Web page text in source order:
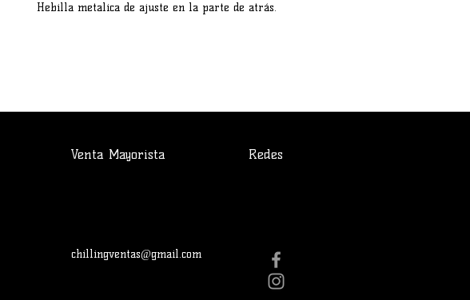
Hebilla metalica de ajuste en la parte de atrás.
Venta Mayorista Redes
chillingventas@gmail.com